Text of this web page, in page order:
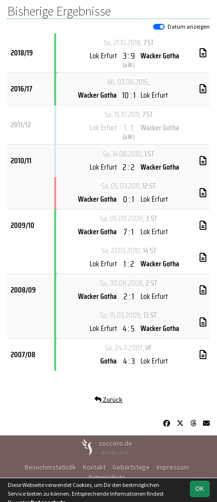
Bisherige Ergebnisse
Datum anzeigen
2018/19
So, 21.10.2018, 7.ST
Lok Erfurt 3 : 9
(a.W.)
Wacker Gotha
2016/17
Mi, 03.08.2016,
Wacker Gotha 10 : 1 Lok Erfurt
2011/12
Sa, 15.10.2011, 7.ST
Lok Erfurt 1 : 1
(a.W.)
Wacker Gotha
2010/11
Sa, 14.08.2010, 1.ST
Lok Erfurt 2 : 2 Wacker Gotha
Sa, 05.03.2011, 12.ST
Wacker Gotha 0 : 1 Lok Erfurt
2009/10
Sa, 05.09.2009, 3.ST
Wacker Gotha 7 : 1
Lok Erfurt
Sa, 27.03.2010, 14.ST
Lok Erfurt 1 : 2 Wacker Gotha
2008/09
Sa, 30.08.2008, 2.ST
Wacker Gotha 2 : 1 Lok Erfurt
So, 15.03.2009, 13.ST
Lok Erfurt 4 : 5 Wacker Gotha
2007/08
Sa, 24.11.2007, VF
Gotha 4 : 3 Lok Erfurt
Zurück
soccero.de
© 2006 - 2026
Besucherstatistik Kontakt Geburtstage
Impressum
Datenschutz
OK
Diese Webseite verwendet Cookies, um Dir den bestmöglichen
Service bieten zu können. Entsprechende Informationen findest